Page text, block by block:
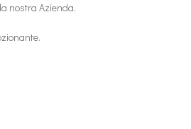
nostra Azienda.